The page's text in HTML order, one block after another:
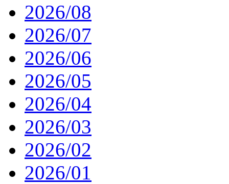
2026/08
2026/07
2026/06
2026/05
2026/04
2026/03
2026/02
2026/01